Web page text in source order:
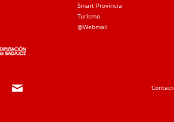
Smart Provincia
Turismo
@Webmail